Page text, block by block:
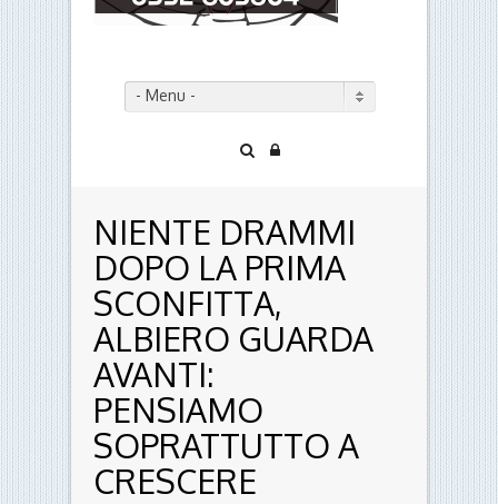
- Menu -
NIENTE DRAMMI
DOPO LA PRIMA
SCONFITTA,
ALBIERO GUARDA
AVANTI:
PENSIAMO
SOPRATTUTTO A
CRESCERE